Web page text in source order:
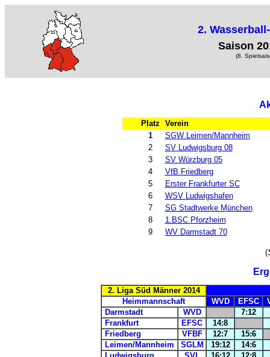
2.
Saison
(8.
Platz
Verein
1
SGW Leimen/Mannheim
2
SV Ludwigsburg 08
3
SV Würzburg 05
4
VfB Friedberg
5
Erster Frankfurter SC
6
WSV Ludwigshafen
7
SG Stadtwerke München
8
1.BSC Pforzheim
9
WV Darmstadt 70
(
2. Liga Süd Männer 2014
Heimmannschaft
WVD EFSC
Darmstadt
WVD
7:12
Frankfurt
EFSC
14:8
Friedberg
VFBF 12:7
15:6
Leimen/Mannheim
SGLM 19:12 14:6